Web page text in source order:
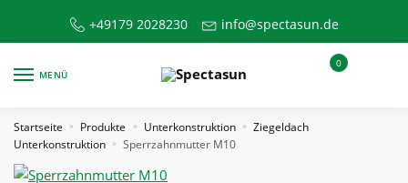
+49179 2028230 info@spectasun.de
MENÜ
0
Startseite » Produkte » Unterkonstruktion »
Ziegeldach
Unterkonstruktion
» Sperrzahnmutter M10